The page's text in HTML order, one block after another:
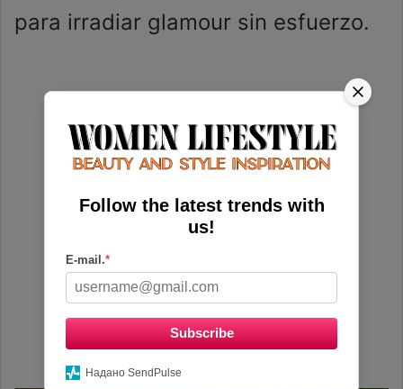
para irradiar glamour sin esfuerzo.
Follow the latest trends with
us!
E-mail.*
Subscribe
Надано SendPulse